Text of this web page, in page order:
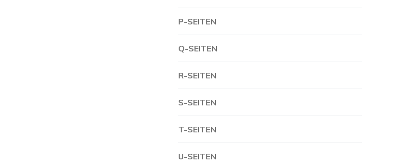
P-SEITEN
Q-SEITEN
R-SEITEN
S-SEITEN
T-SEITEN
U-SEITEN